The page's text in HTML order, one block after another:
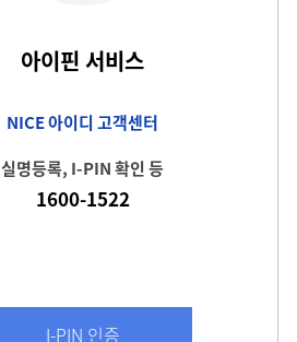
아이핀 서비스
NICE 아이디 고객센터
실명등록, I-PIN 확인 등
1600-1522
I-PIN 인증